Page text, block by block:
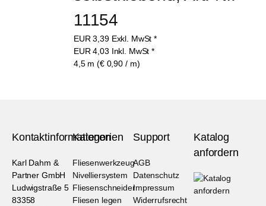
11154
EUR3,39 Exkl. MwSt *
EUR4,03 Inkl. MwSt *
4,5 m (€ 0,90 / m)
Kontaktinformationen
Karl Dahm &
Partner GmbH
Ludwigstraße 5
83358
Kategorien
Fliesenwerkzeug
Nivelliersystem
Fliesenschneider
Fliesen legen
Support
AGB
Datenschutz
Impressum
Widerrufsrecht
Katalog
anfordern